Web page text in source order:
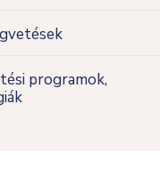
programok,